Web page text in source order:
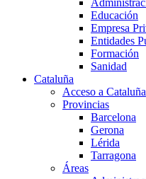
Educación
Empresa
Entidades
Formación
Sanidad
Cataluña
Acceso a Cataluña
Provincias
Barcelona
Gerona
Lérida
Tarragona
Áreas